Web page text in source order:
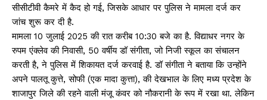
सीसीटीवी कैमरे में कैद हो गई, जिसके आधार पर पुलिस ने मामला दर्ज कर
जांच शुरू कर दी है.
मामला 10 जुलाई 2025 की रात करीब 10:30 बजे का है. विद्याधर नगर के
रुपम एंक्लेव की निवासी, 50 वर्षीय डॉ संगीता, जो निजी स्कूल का संचालन
करती है, ने पुलिस में शिकायत दर्ज करवाई है. डॉ संगीता ने बताया कि उन्होंने
अपने पालतू कुत्ते, सोफी (एक मादा कुत्ता), की देखभाल के लिए मध्य प्रदेश के
शाजापुर जिले की रहने वाली मंजू कंवर को नौकरानी के रूप में रखा था. लेकिन